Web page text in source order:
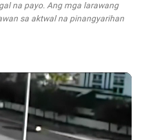
na payo. Ang mga larawang
sa aktwal na pinangyarihan